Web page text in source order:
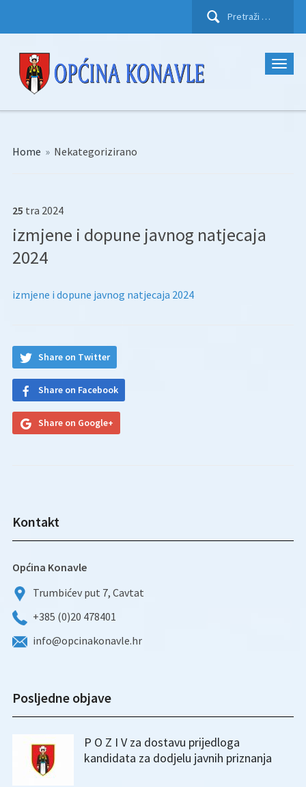
Pretraži:
Home » Nekategorizirano
25 tra 2024
izmjene i dopune javnog natjecaja
2024
izmjene i dopune javnog natjecaja 2024
Share on Twitter
Share on Facebook
Share on Google+
Kontakt
Općina Konavle
Trumbićev put 7, Cavtat
+385 (0)20 478401
info@opcinakonavle.hr
Posljedne objave
P O Z I V za dostavu prijedloga
kandidata za dodjelu javnih priznanja